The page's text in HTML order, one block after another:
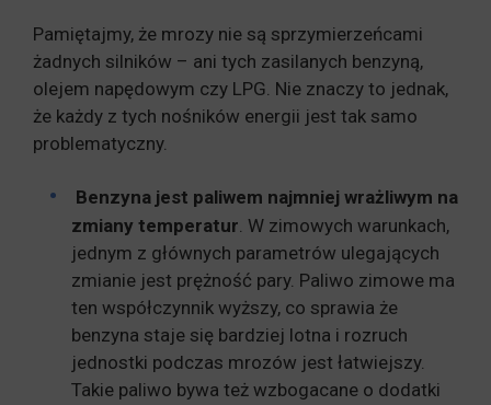
Pamiętajmy, że mrozy nie są sprzymierzeńcami
żadnych silników – ani tych zasilanych benzyną,
olejem napędowym czy LPG. Nie znaczy to jednak,
że każdy z tych nośników energii jest tak samo
problematyczny.
Benzyna jest paliwem najmniej wrażliwym na
zmiany temperatur . W zimowych warunkach,
jednym z głównych parametrów ulegających
zmianie jest prężność pary. Paliwo zimowe ma
ten współczynnik wyższy, co sprawia że
benzyna staje się bardziej lotna i rozruch
jednostki podczas mrozów jest łatwiejszy.
Takie paliwo bywa też wzbogacane o dodatki